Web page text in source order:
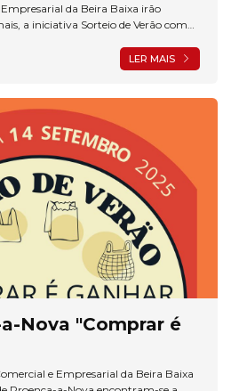
da Beira Baixa irão
a iniciativa Sorteio de Verão com
LER MAIS
Nova "Comprar é
e Empresarial da Beira Baixa